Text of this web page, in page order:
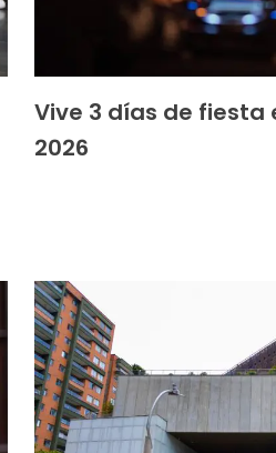
Vive 3 días de fiesta
2026